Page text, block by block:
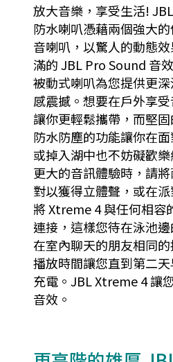
放大音樂，享受生活!
防水喇叭憑藉兩個強大
音喇叭，以驚人的動態
滿的 JBL Pro Sound 音
被動式喇叭為您提供更
感震撼。想要在戶外享
讓你更輕鬆攜帶，而堅
防水防塵的功能讓你在
或掉入湖中也不妨礙歡
更大的音訊體驗時，請
對以獲得立體聲，或在
將 Xtreme 4 與任何相容
連接，這樣您待在泳池
在室內聊天的朋友相同
播放時間讓您直到第二
充電。JBL Xtreme 4 讓
音效。